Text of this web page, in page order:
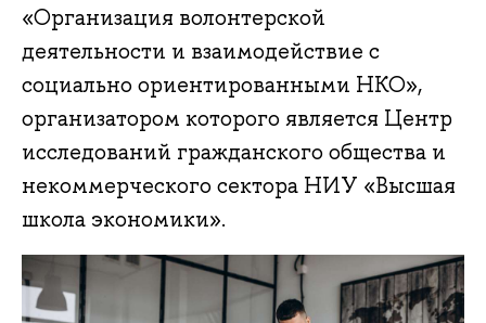
«Организация волонтерской
деятельности и взаимодействие с
социально ориентированными НКО»,
организатором которого является Центр
исследований гражданского общества и
некоммерческого сектора НИУ «Высшая
школа экономики».